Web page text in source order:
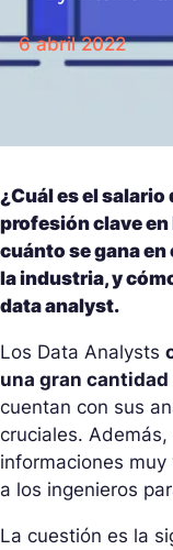
6 abril 2022
¿Cuál es el salario
profesión clave en
cuánto se gana
la industria, y
data analyst.
Los Data Analysts
una gran cantidad
cuentan con sus
cruciales.
informaciones
a los ingenieros
La cuestión es la